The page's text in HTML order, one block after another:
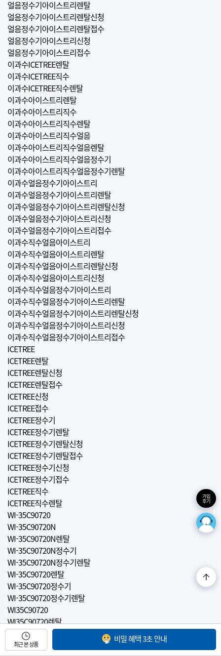
얼음정수기아이스트리렌탈
얼음정수기아이스트리렌탈신청
얼음정수기아이스트리렌탈접수
얼음정수기아이스트리신청
얼음정수기아이스트리접수
이과수ICETREE렌탈
이과수ICETREE직수
이과수ICETREE직수렌탈
이과수아이스트리렌탈
이과수아이스트리직수
이과수아이스트리직수렌탈
이과수아이스트리직수얼음
이과수아이스트리직수얼음렌탈
이과수아이스트리직수얼음정수기
이과수아이스트리직수얼음정수기렌탈
이과수얼음정수기아이스트리
이과수얼음정수기아이스트리렌탈
이과수얼음정수기아이스트리렌탈신청
이과수얼음정수기아이스트리신청
이과수얼음정수기아이스트리접수
이과수직수얼음아이스트리
이과수직수얼음아이스트리렌탈
이과수직수얼음아이스트리렌탈신청
이과수직수얼음아이스트리신청
이과수직수얼음정수기아이스트리
이과수직수얼음정수기아이스트리렌탈
이과수직수얼음정수기아이스트리렌탈신청
이과수직수얼음정수기아이스트리신청
이과수직수얼음정수기아이스트리접수
ICETREE
ICETREE렌탈
ICETREE렌탈신청
ICETREE렌탈접수
ICETREE신청
ICETREE접수
ICETREE정수기
ICETREE정수기렌탈
ICETREE정수기렌탈신청
ICETREE정수기렌탈접수
ICETREE정수기신청
ICETREE정수기접수
ICETREE직수
ICETREE직수렌탈
WI-35C90720
WI-35C90720N
WI-35C90720N렌탈
WI-35C90720N정수기
WI-35C90720N정수기렌탈
WI-35C90720렌탈
WI-35C90720정수기
WI-35C90720정수기렌탈
WI35C90720
WI35C90720렌탈
WI35C90720정수기
WI35C90720정수기렌탈
최근 본 상품
비밀 혜택 3초 안내
가입
후기